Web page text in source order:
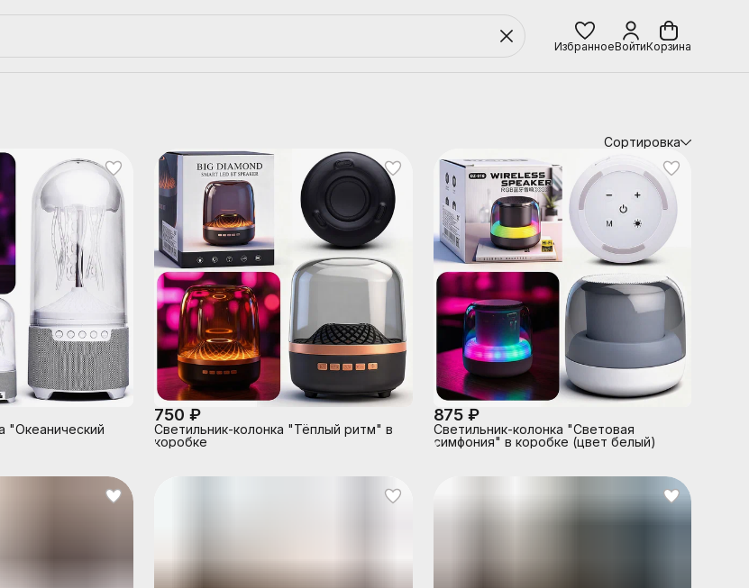
ИзбранноеВойтиКорзина
Сортировка
"Океанический
750 ₽
Светильник-колонка "Тёплый ритм" в
коробке
875 ₽
Светильник-колонка "Световая
симфония" в коробке (цвет белый)